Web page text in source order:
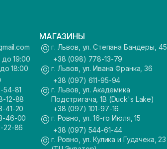
до 19:00
18:00
54-81
12-88
41-20
46-00
22-86
МАГАЗИНЫ
г. Львов, ул. Степана Бандеры, 45
+38 (098) 778-13-79
г. Львов, ул. Ивана Франка, 36
+38 (097) 611-95-94
г. Львов, ул. Академика
Подстригача, 1В (Duck's Lake)
+38 (097) 101-97-16
г. Ровно, ул. 16-го Июля, 15
+38 (097) 544-61-44
г. Ровно, ул. Кулика и Гудачека, 23